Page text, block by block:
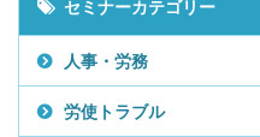
セミナーカテゴリー
人事・労務
労使トラブル